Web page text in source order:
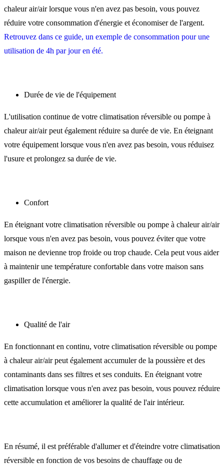
chaleur air/air lorsque vous n'en avez pas besoin, vous pouvez
réduire votre consommation d'énergie et économiser de l'argent.
Retrouvez dans ce guide, un exemple de consommation pour une
utilisation de 4h par jour en été.
Durée de vie de l'équipement
L'utilisation continue de votre climatisation réversible ou pompe à
chaleur air/air peut également réduire sa durée de vie. En éteignant
votre équipement lorsque vous n'en avez pas besoin, vous réduisez
l'usure et prolongez sa durée de vie.
Confort
En éteignant votre climatisation réversible ou pompe à chaleur air/air
lorsque vous n'en avez pas besoin, vous pouvez éviter que votre
maison ne devienne trop froide ou trop chaude. Cela peut vous aider
à maintenir une température confortable dans votre maison sans
gaspiller de l'énergie.
Qualité de l'air
En fonctionnant en continu, votre climatisation réversible ou pompe
à chaleur air/air peut également accumuler de la poussière et des
contaminants dans ses filtres et ses conduits. En éteignant votre
climatisation lorsque vous n'en avez pas besoin, vous pouvez réduire
cette accumulation et améliorer la qualité de l'air intérieur.
En résumé, il est préférable d'allumer et d'éteindre votre climatisation
réversible en fonction de vos besoins de chauffage ou de